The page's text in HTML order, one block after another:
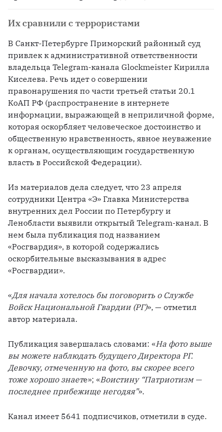
Их сравнили с террористами
В Санкт-Петербурге Приморский районный суд
привлек к административной ответственности
владельца Telegram-канала Glockmeister Кирилла
Киселева. Речь идет о совершении
правонарушения по части третьей статьи 20.1
КоАП РФ (распространение в интернете
информации, выражающей в неприличной форме,
которая оскорбляет человеческое достоинство и
общественную нравственность, явное неуважение
к органам, осуществляющим государственную
власть в Российской Федерации).
Из материалов дела следует, что 23 апреля
сотрудники Центра «Э» Главка Министерства
внутренних дел России по Петербургу и
Ленобласти выявили открытый Telegram-канал. В
нем была публикация под названием
«Росгвардия», в которой содержались
оскорбительные высказывания в адрес
«Росгвардии».
«Для начала хотелось бы поговорить о Службе
Войск Национальной Гвардии (РГ)», — отметил
автор материала.
Публикация завершалась словами: «На фото выше
вы можете наблюдать будущего Директора РГ.
Девочку, отмеченную на фото, вы скорее всего
тоже хорошо знаете»; «Воистину “Патриотизм —
последнее прибежище негодяя”».
Канал имеет 5641 подписчиков, отметили в суде.